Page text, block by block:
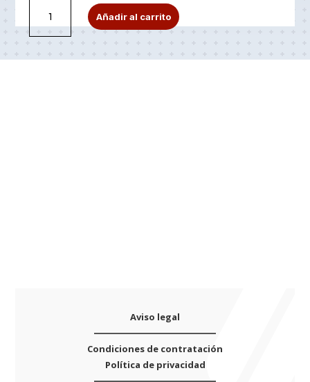
SILVERPOLISH-
Limpiaplata/plateados
por
Añadir al carrito
l
Aviso legal
Condiciones de contratación
Política de privacidad